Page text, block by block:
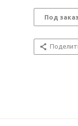
Под заказ